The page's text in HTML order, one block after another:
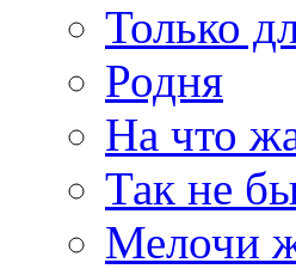
Только
Родня
На что
Так не
Мелочи